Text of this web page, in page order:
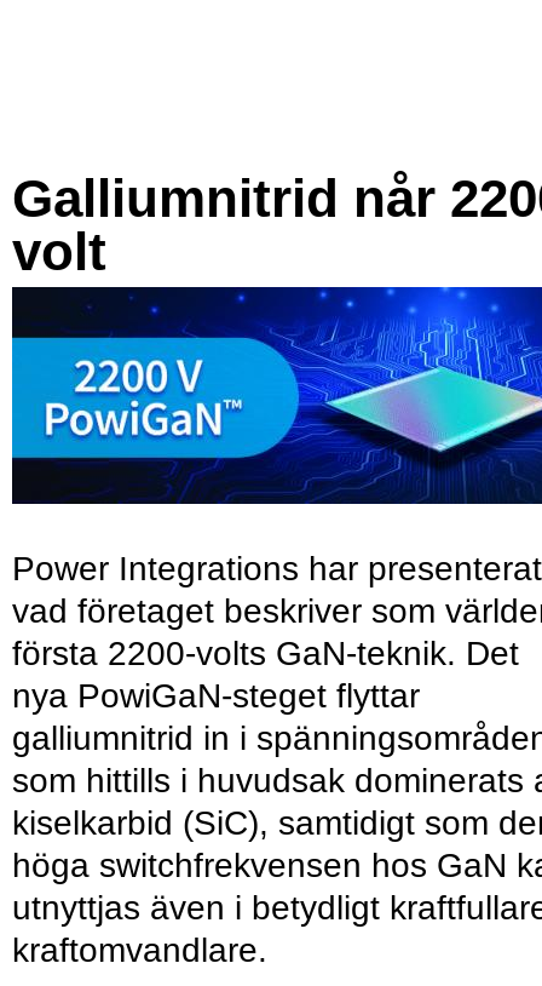
Galliumnitrid når
volt
Power Integrations har presenterat
vad företaget beskriver som
första 2200-volts GaN-teknik. Det
nya PowiGaN-steget flyttar
galliumnitrid in i
som hittills i huvudsak dominerats
kiselkarbid (SiC), samtidigt som
höga switchfrekvensen hos GaN
utnyttjas även i betydligt
kraftomvandlare.